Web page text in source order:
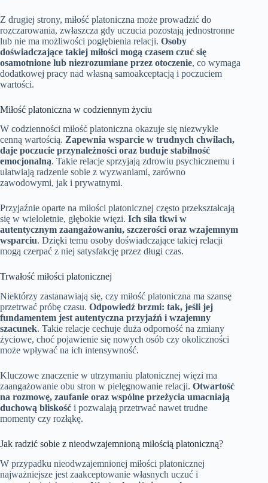
Z drugiej strony, miłość platoniczna może prowadzić do
rozczarowania, zwłaszcza gdy uczucia pozostają jednostronne
lub nie ma możliwości pogłębienia relacji. Osoby
doświadczające takiej miłości mogą czasem czuć się
osamotnione lub niezrozumiane przez otoczenie, co wymaga
dodatkowej pracy nad własną samoakceptacją i poczuciem
wartości.
Miłość platoniczna w codziennym życiu
W codzienności miłość platoniczna okazuje się niezwykle
cenną wartością. Zapewnia wsparcie w trudnych chwilach,
daje poczucie przynależności oraz buduje stabilność
emocjonalną. Takie relacje sprzyjają zdrowiu psychicznemu i
ułatwiają radzenie sobie z wyzwaniami, zarówno
zawodowymi, jak i prywatnymi.
Przyjaźnie oparte na miłości platonicznej często przekształcają
się w wieloletnie, głębokie więzi. Ich siła tkwi w
autentycznym zaangażowaniu, szczerości oraz wzajemnym
wsparciu. Dzięki temu osoby doświadczające takiej relacji
mogą czerpać z niej satysfakcję przez długi czas.
Trwałość miłości platonicznej
Niektórzy zastanawiają się, czy miłość platoniczna ma szansę
przetrwać próbę czasu. Odpowiedź brzmi: tak, jeśli jej
fundamentem jest autentyczna przyjaźń i wzajemny
szacunek. Takie relacje cechuje duża odporność na zmiany
życiowe, choć pojawienie się nowych osób czy okoliczności
może wpływać na ich intensywność.
Kluczowe znaczenie w utrzymaniu platonicznej więzi ma
zaangażowanie obu stron w pielęgnowanie relacji. Otwartość
na rozmowę, zaufanie oraz wspólne przeżycia umacniają
duchową bliskość i pozwalają przetrwać nawet trudne
momenty czy rozłąkę.
Jak radzić sobie z nieodwzajemnioną miłością platoniczną?
W przypadku nieodwzajemnionej miłości platonicznej
najważniejsze jest zaakceptowanie własnych uczuć i